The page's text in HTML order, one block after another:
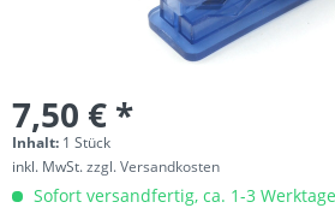
7,50 € *
Inhalt: 1 Stück
inkl. MwSt.zzgl. Versandkosten
Sofort versandfertig, ca. 1-3 Werktage